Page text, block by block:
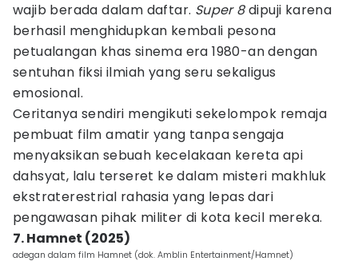
wajib berada dalam daftar. Super 8dipuji karena
berhasil menghidupkan kembali pesona
petualangan khas sinema era 1980-an dengan
sentuhan fiksi ilmiah yang seru sekaligus
emosional.
Ceritanya sendiri mengikuti sekelompok remaja
pembuat film amatir yang tanpa sengaja
menyaksikan sebuah kecelakaan kereta api
dahsyat, lalu terseret ke dalam misteri makhluk
ekstraterestrial rahasia yang lepas dari
pengawasan pihak militer di kota kecil mereka.
7. Hamnet (2025)
adegan dalam film Hamnet (dok. Amblin Entertainment/Hamnet)